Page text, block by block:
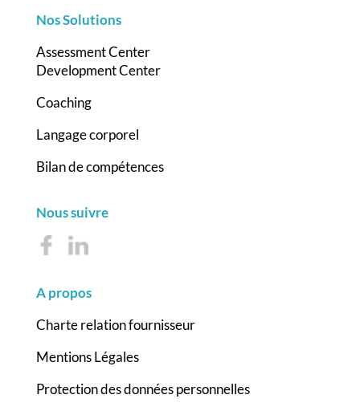
Nos Solutions
Assessment Center
Development Center
Coaching
Langage corporel
Bilan de compétences
Nous suivre
A propos
Charte relation fournisseur
Mentions Légales
Protection des données personnelles